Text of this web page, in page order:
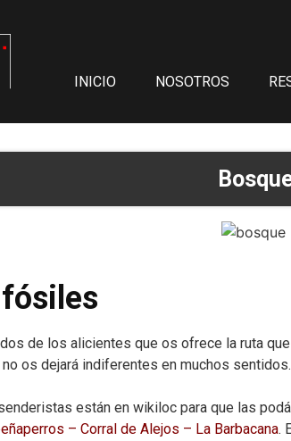
INICIO
NOSOTROS
de los alicientes que os ofrece la ruta
os dejará indiferentes en muchos sentidos.
están en wikiloc para que las
– Corral de Alejos – La Barbacana.